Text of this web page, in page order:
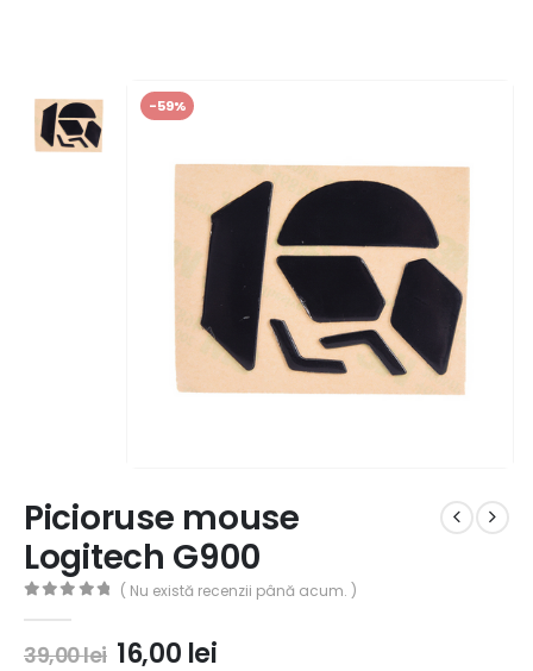
-59%
Picioruse mouse
Logitech G900
( Nu există recenzii până acum. )
39,00lei 16,00 lei